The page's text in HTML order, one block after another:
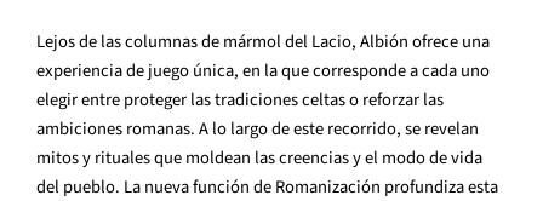
Lejos de las columnas de mármol del Lacio, Albión ofrece una
experiencia de juego única, en la que corresponde a cada uno
elegir entre proteger las tradiciones celtas o reforzar las
ambiciones romanas. A lo largo de este recorrido, se revelan
mitos y rituales que moldean las creencias y el modo de vida
del pueblo. La nueva función de Romanización profundiza esta